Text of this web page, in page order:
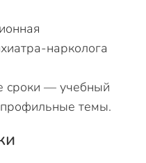
нарколога
сроки — учебный
темы.